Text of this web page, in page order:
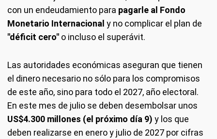
con un endeudamiento para pagarle al Fondo
Monetario Internacional y no complicar el plan de
"déficit cero" o incluso el superávit.
Las autoridades económicas aseguran que tienen
el dinero necesario no sólo para los compromisos
de este año, sino para todo el 2027, año electoral.
En este mes de julio se deben desembolsar unos
US$4.300 millones (el próximo día 9) y los que
deben realizarse en enero y julio de 2027 por cifras